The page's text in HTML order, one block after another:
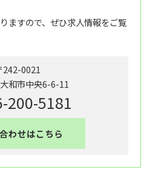
ますので、ぜひ求人情報をご覧
242-0021
和市中央6-6-11
200-5181
わせはこちら